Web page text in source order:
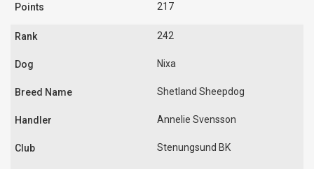
217
242
Nixa
Shetland Sheepdog
Annelie Svensson
Stenungsund BK